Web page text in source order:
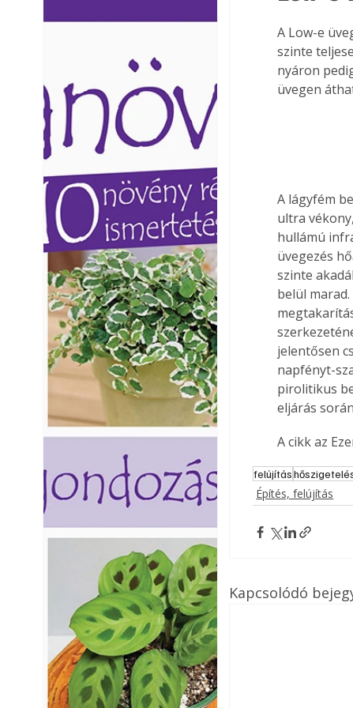
Laptapir kényelmes
mert: – t
A Low-e
szinte
nyáron
üvegen
A lágyfém
ultra
hullámú
üvegezés
szinte
belül
jelentősen
napfényt-
pirolitikus
eljárás
A cikk az
felújítás
Építés, felújítás
Kapcsolódó